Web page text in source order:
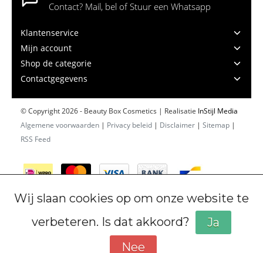
Contact? Mail, bel of Stuur een Whatsapp
Klantenservice
Mijn account
Shop de categorie
Contactgegevens
© Copyright 2026 - Beauty Box Cosmetics | Realisatie InStijl Media
Algemene voorwaarden | Privacy beleid | Disclaimer | Sitemap |
RSS Feed
Wij slaan cookies op om onze website te
verbeteren. Is dat akkoord?
Ja
Nee